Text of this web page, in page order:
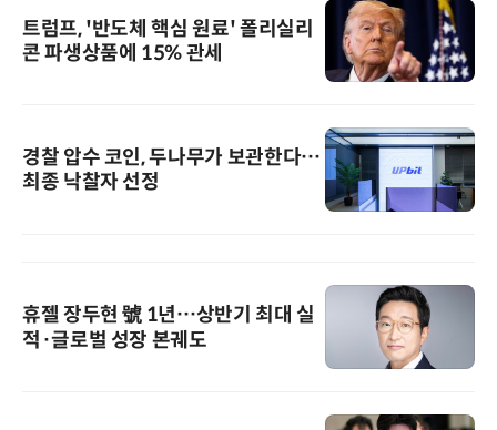
트럼프, '반도체 핵심 원료' 폴리실리
콘 파생상품에 15% 관세
경찰 압수 코인, 두나무가 보관한다…
최종 낙찰자 선정
휴젤 장두현 號 1년…상반기 최대 실
적·글로벌 성장 본궤도